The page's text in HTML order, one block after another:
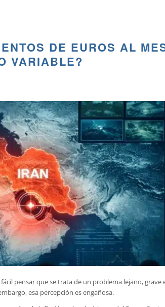
DE EUROS AL
VARIABLE?
pensar que se trata de un problema lejano, grave
esa percepción es engañosa.